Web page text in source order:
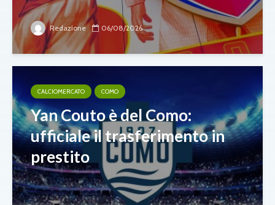
Redazione 06/08/2026
CALCIOMERCATO COMO
Yan Couto è del Como:
ufficiale il trasferimento in
prestito